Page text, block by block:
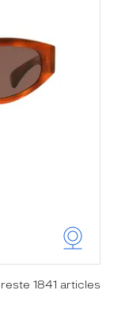
reste 1841 articles